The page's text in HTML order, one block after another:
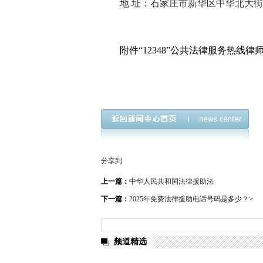
地 址：石家庄市新华区中华北大街
附件“12348”公共法律服务热线律
分享到
上一篇： 中华人民共和国法律援助法
下一篇： 2025年免费法律援助电话号码是多少？ >
频道精选